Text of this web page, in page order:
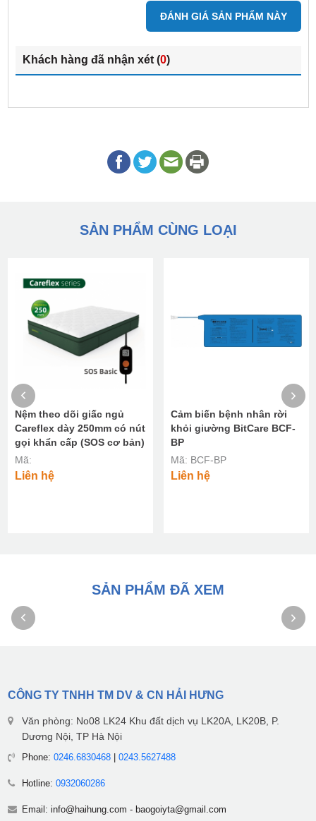
ĐÁNH GIÁ SẢN PHẨM NÀY
Khách hàng đã nhận xét (0)
SẢN PHẨM CÙNG LOẠI
Nệm theo dõi giấc ngủ
Careflex dày 250mm có nút
gọi khẩn cấp (SOS cơ bản)
Mã:
Liên hệ
Cảm biến bệnh nhân rời
khỏi giường BitCare BCF-
BP
Mã: BCF-BP
Liên hệ
SẢN PHẨM ĐÃ XEM
CÔNG TY TNHH TM DV & CN HẢI HƯNG
Văn phòng: No08 LK24 Khu đất dịch vụ LK20A, LK20B, P.
Dương Nội, TP Hà Nội
Phone: 0246.6830468| 0243.5627488
Hotline: 0932060286
Email: info@haihung.com - baogoiyta@gmail.com